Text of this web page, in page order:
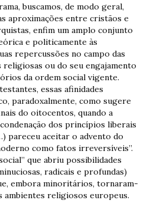
buscamos, de modo geral,
aproximações entre cristãos e
enfim um amplo conjunto
e politicamente às
repercussões no campo das
ou do seu engajamento
da ordem social vigente.
essas afinidades
paradoxalmente, como sugere
do oitocentos, quando a
dos princípios liberais
pareceu aceitar o advento do
como fatos irreversíveis”.
que abriu possibilidades
radicais e profundas)
embora minoritários, tornaram-
ambientes religiosos europeus.